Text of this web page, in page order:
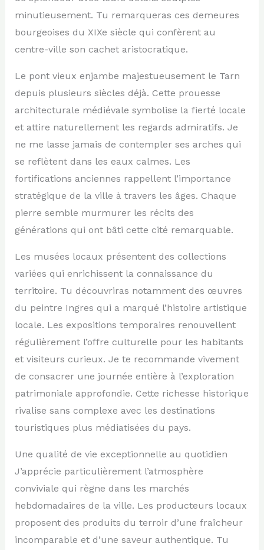
minutieusement. Tu remarqueras ces demeures
bourgeoises du XIXe siècle qui confèrent au
centre-ville son cachet aristocratique.
Le pont vieux enjambe majestueusement le Tarn
depuis plusieurs siècles déjà. Cette prouesse
architecturale médiévale symbolise la fierté locale
et attire naturellement les regards admiratifs. Je
ne me lasse jamais de contempler ses arches qui
se reflètent dans les eaux calmes. Les
fortifications anciennes rappellent l’importance
stratégique de la ville à travers les âges. Chaque
pierre semble murmurer les récits des
générations qui ont bâti cette cité remarquable.
Les musées locaux présentent des collections
variées qui enrichissent la connaissance du
territoire. Tu découvriras notamment des œuvres
du peintre Ingres qui a marqué l’histoire artistique
locale. Les expositions temporaires renouvellent
régulièrement l’offre culturelle pour les habitants
et visiteurs curieux. Je te recommande vivement
de consacrer une journée entière à l’exploration
patrimoniale approfondie. Cette richesse historique
rivalise sans complexe avec les destinations
touristiques plus médiatisées du pays.
Une qualité de vie exceptionnelle au quotidien
J’apprécie particulièrement l’atmosphère
conviviale qui règne dans les marchés
hebdomadaires de la ville. Les producteurs locaux
proposent des produits du terroir d’une fraîcheur
incomparable et d’une saveur authentique. Tu